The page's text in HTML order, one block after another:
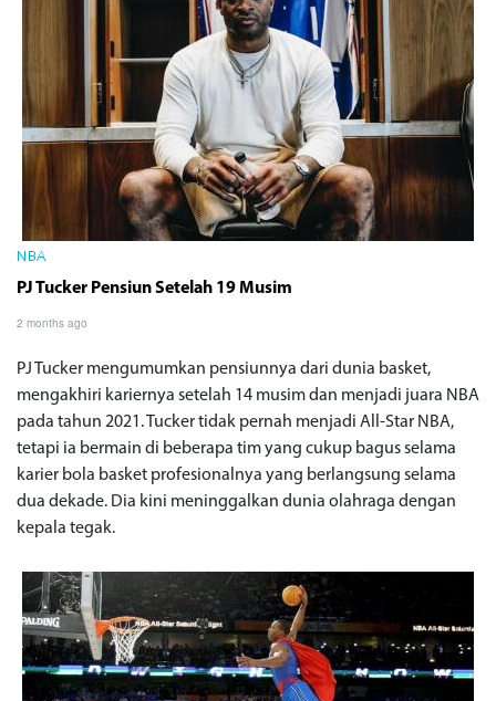
NBA
PJ Tucker Pensiun Setelah 19 Musim
2 months ago
PJ Tucker mengumumkan pensiunnya dari dunia basket,
mengakhiri kariernya setelah 14 musim dan menjadi juara NBA
pada tahun 2021. Tucker tidak pernah menjadi All-Star NBA,
tetapi ia bermain di beberapa tim yang cukup bagus selama
karier bola basket profesionalnya yang berlangsung selama
dua dekade. Dia kini meninggalkan dunia olahraga dengan
kepala tegak.